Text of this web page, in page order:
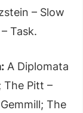
– Slow
Task.
A Diplomata
The Pitt –
The